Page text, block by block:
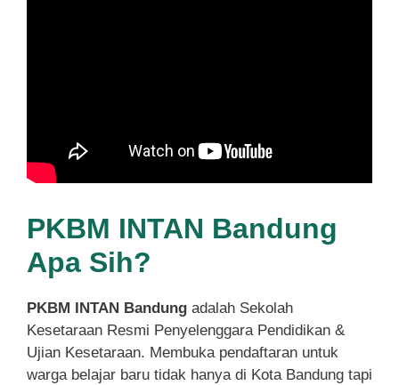
PKBM INTAN Bandung
Apa Sih?
PKBM INTAN Bandung adalah Sekolah
Kesetaraan Resmi Penyelenggara Pendidikan &
Ujian Kesetaraan. Membuka pendaftaran untuk
warga belajar baru tidak hanya di Kota Bandung tapi